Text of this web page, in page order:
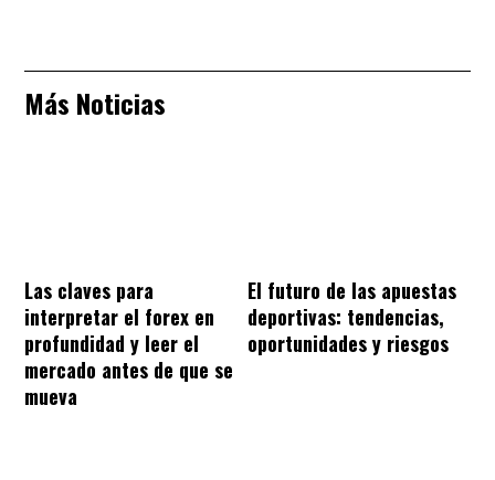
Más Noticias
Las claves para
interpretar el forex en
profundidad y leer el
mercado antes de que se
mueva
El futuro de las apuestas
deportivas: tendencias,
oportunidades y riesgos